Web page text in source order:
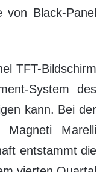
Black-Panel
TFT-Bildschirm
System des
kann. Bei der
Marelli
entstammt die